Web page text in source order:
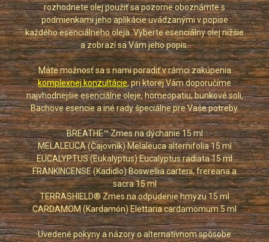
rozhodnete olej použiť sa pozorne oboznámte s
podmienkami jeho aplikácie uvádzanými v popise
každého esenciálneho oleja. Vyberte esenciálny olej nižšie
a zobrazí sa Vám jeho popis.
Máte možnosť sa s nami poradiť v rámci zakúpenia
komplexnej konzultácie, pri ktorej Vám doporučíme
najvhodnejšie esenciálne oleje, homeopatiu, bunkové soli,
Bachove esencie a iné rady špeciálne pre Vaše potreby.
BREATHE™ Zmes na dýchanie 15 ml
MELALEUCA (Čajovník) Melaleuca alternifolia 15 ml
EUCALYPTUS (Eukalyptus) Eucalyptus radiata 15 ml
FRANKINCENSE (Kadidlo) Boswellia carterii, frereana a
sacra 15 ml
TERRASHIELD® Zmes na odpudenie hmyzu 15 ml
CARDAMOM (Kardamón) Elettaria cardamomum 5 ml
Uvedené pokyny a názory o alternatívnom spôsobe